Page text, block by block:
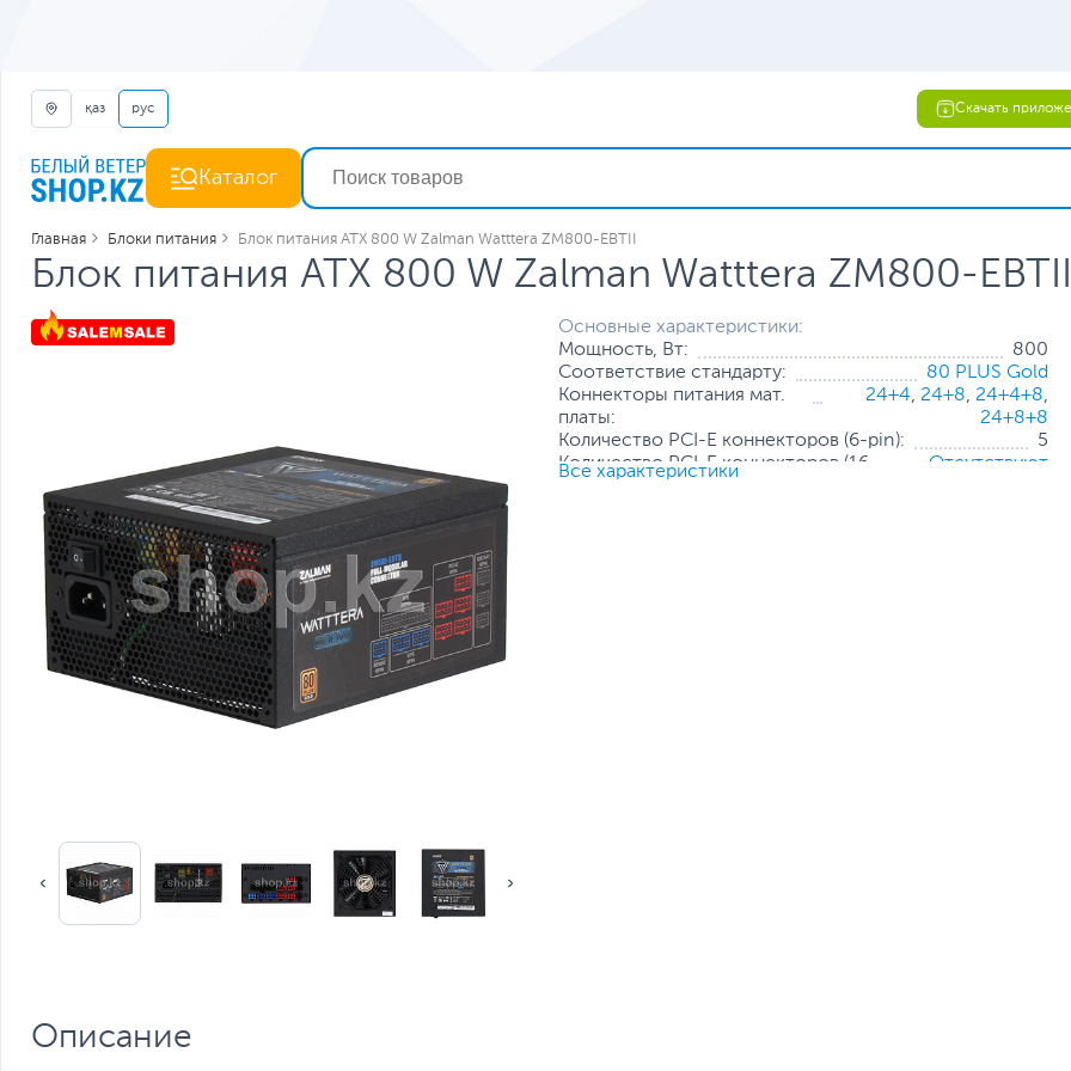
қаз рус Скачать
Каталог
Главная Блоки питания Блок питания ATX 800 W Zalman Watttеra ZM800-EBTII
Блок питания ATX 800 W Zalman Watttеra ZM800-EBTII
Основные характеристики:
Мощность, Вт:
800
Соответствие стандарту:
80 PLUS Gold
Коннекторы питания мат.
платы:
24+4, 24+8, 24+4+8,
24+8+8
Количество PCI-E коннекторов (6-pin):
5
Количество PCI-E коннекторов (16-
Отсутствуют
Все характеристики
Описание